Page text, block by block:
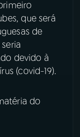
que será
de
devido à
(covid-19).
do